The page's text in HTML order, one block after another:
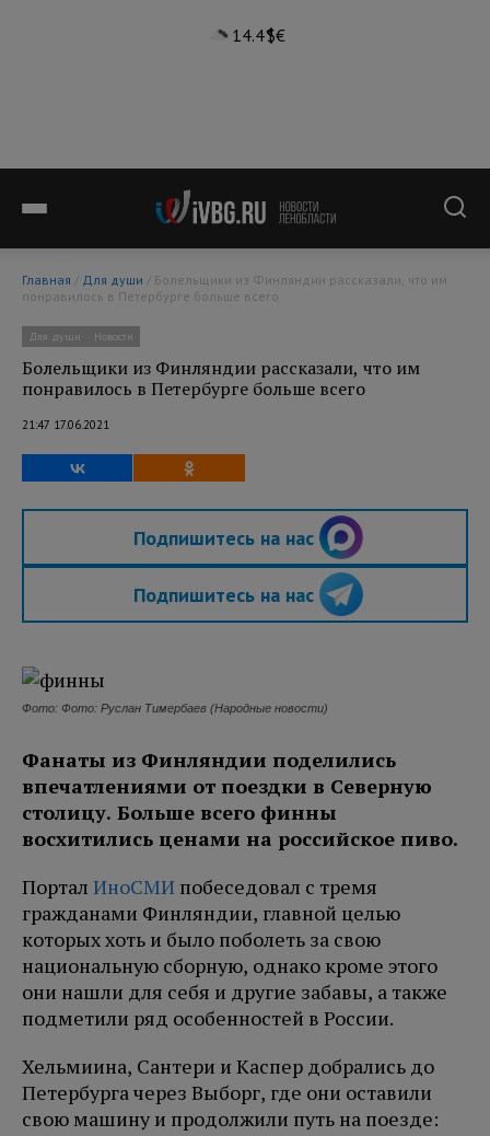
14.4°$€
Главная / Для души
понравилось в Петербурге больше всего
Для души Новости
Болельщики из Финляндии рассказали, что им
понравилось в Петербурге больше всего
21:47 17.06.2021
Подпишитесь на нас
Подпишитесь на нас
Фото: Фото: Руслан Тимербаев (Народные новости)
Фанаты из Финляндии поделились
впечатлениями от поездки в Северную
столицу. Больше всего финны
восхитились ценами на российское пиво.
Портал ИноСМИ побеседовал с тремя
гражданами Финляндии, главной целью
которых хоть и было поболеть за свою
национальную сборную, однако кроме этого
они нашли для себя и другие забавы, а также
подметили ряд особенностей в России.
Хельмиина, Сантери и Каспер добрались до
Петербурга через Выборг, где они оставили
свою машину и продолжили путь на поезде: